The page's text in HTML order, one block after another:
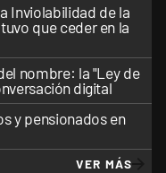
Inviolabilidad de la
que ceder en la
nombre: la "Ley de
digital
y pensionados en
VER MÁS